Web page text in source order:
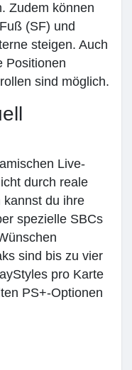
Zudem können
(SF) und
steigen. Auch
Positionen
sind möglich.
Live-
durch reale
kannst du ihre
spezielle SBCs
sind bis zu vier
pro Karte
PS+-Optionen